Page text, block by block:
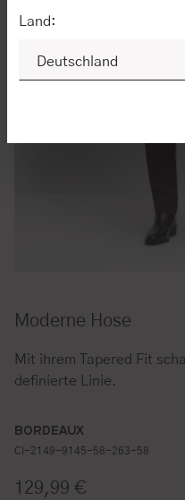
Moderne Hose
Mit ihrem Tapered Fit
definierte Linie.
BORDEAUX
CI-2149-9145-58-263-58
Regulärer Preis:
129,99 €
Land: